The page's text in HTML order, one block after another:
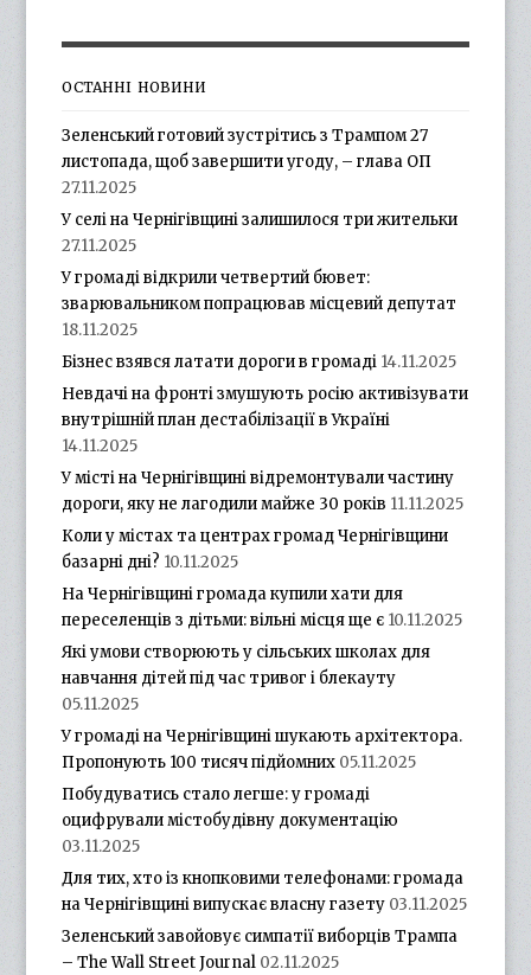
ОСТАННІ НОВИНИ
Зеленський готовий зустрітись з Трампом 27
листопада, щоб завершити угоду, – глава ОП
27.11.2025
У селі на Чернігівщині залишилося три жительки
27.11.2025
У громаді відкрили четвертий бювет:
зварювальником попрацював місцевий депутат
18.11.2025
Бізнес взявся латати дороги в громаді 14.11.2025
Невдачі на фронті змушують росію активізувати
внутрішній план дестабілізації в Україні
14.11.2025
У місті на Чернігівщині відремонтували частину
дороги, яку не лагодили майже 30 років 11.11.2025
Коли у містах та центрах громад Чернігівщини
базарні дні? 10.11.2025
На Чернігівщині громада купили хати для
переселенців з дітьми: вільні місця ще є 10.11.2025
Які умови створюють у сільських школах для
навчання дітей під час тривог і блекауту
05.11.2025
У громаді на Чернігівщині шукають архітектора.
Пропонують 100 тисяч підйомних 05.11.2025
Побудуватись стало легше: у громаді
оцифрували містобудівну документацію
03.11.2025
Для тих, хто із кнопковими телефонами: громада
на Чернігівщині випускає власну газету 03.11.2025
Зеленський завойовує симпатії виборців Трампа
– The Wall Street Journal 02.11.2025